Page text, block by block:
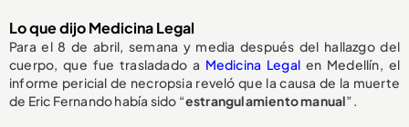
Lo que dijo Medicina Legal
Para el 8 de abril, semana y media después del hallazgo del
cuerpo, que fue trasladado a Medicina Legal en Medellín, el
informe pericial de necropsia reveló que la causa de la muerte
de Eric Fernando había sido “estrangulamiento manual”.